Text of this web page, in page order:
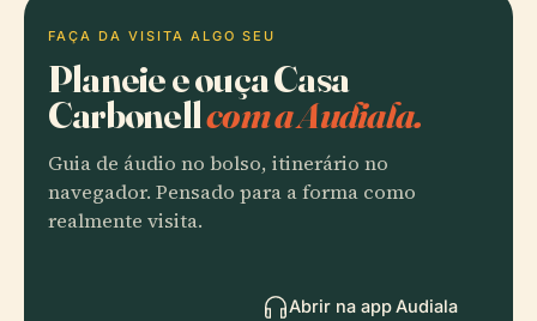
FAÇA DA VISITA ALGO SEU
Planeie e ouça Casa
Carbonellcom a Audiala.
Guia de áudio no bolso, itinerário no
navegador. Pensado para a forma como
realmente visita.
Abrir na app Audiala